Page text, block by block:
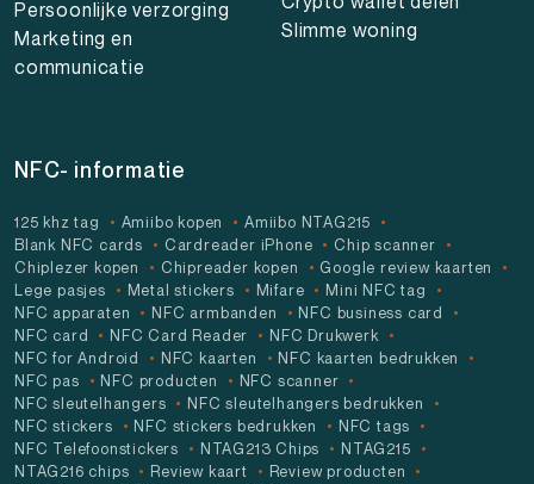
Persoonlijke verzorging
Marketing en
communicatie
Slimme woning
NFC- informatie
125 khz tag Amiibo kopen
Amiibo NTAG215
Blank NFC cards
Cardreader iPhone
Chip scanner
Chiplezer kopen
Chipreader kopen
Google review kaarten
Lege pasjes
Metal stickers Mifare
Mini NFC tag
NFC apparaten
NFC armbanden
NFC business card
NFC card
NFC Card Reader
NFC Drukwerk
NFC for Android
NFC kaarten
NFC kaarten bedrukken
NFC pas
NFC producten
NFC scanner
NFC sleutelhangers
NFC sleutelhangers bedrukken
NFC stickers
NFC stickers bedrukken
NFC tags
NFC Telefoonstickers
NTAG213 Chips
NTAG215
NTAG216 chips
Review kaart
Review producten